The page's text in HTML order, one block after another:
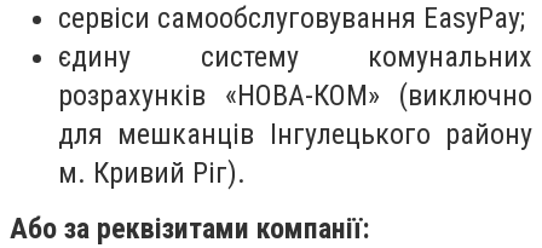
сервіси самообслуговування EasyPay;
єдину систему комунальних
розрахунків «НОВА-КОМ» (виключно
для мешканців Інгулецького району
м. Кривий Ріг).
Або за реквізитами компанії: